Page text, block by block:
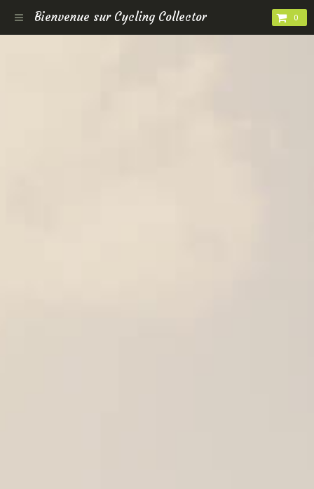
Bienvenue sur Cycling Collector 0